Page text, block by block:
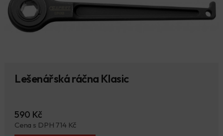
Lešenářská ráčna Klasic
590 Kč
Cena s DPH 714 Kč